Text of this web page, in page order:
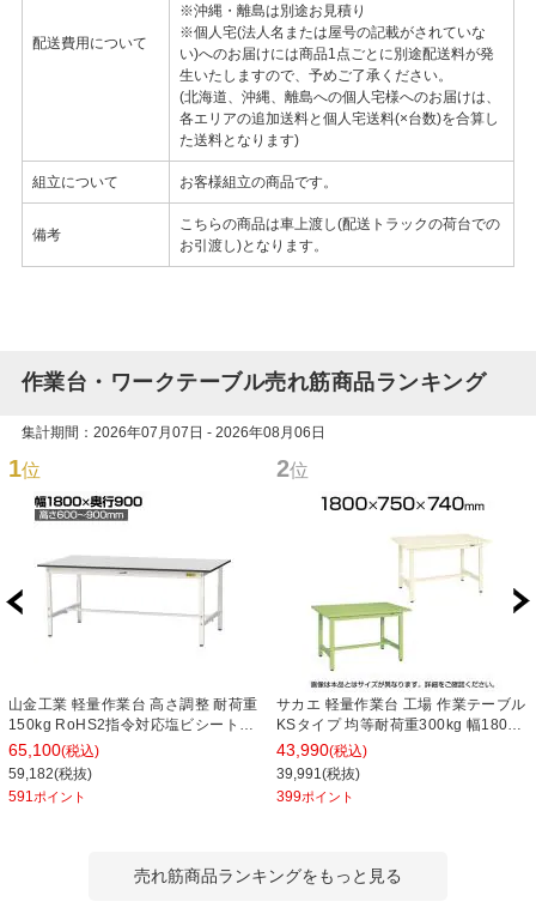
配送費用について
※沖縄・離島は別途お見積り
※個人宅(法人名または屋号の記載がされていな
い)へのお届けには商品1点ごとに別途配送料が発
生いたしますので、予めご了承ください。
(北海道、沖縄、離島への個人宅様へのお届けは、
各エリアの追加送料と個人宅送料(×台数)を合算し
た送料となります)
組立について お客様組立の商品です。
備考
こちらの商品は車上渡し(配送トラックの荷台での
お引渡し)となります。
作業台・ワークテーブル売れ筋商品ランキング
集計期間：2026年07月07日 - 2026年08月06日
1位
山金工業 軽量作業台 高さ調整 耐荷重
150kg RoHS2指令対応塩ビシート天
板 ワークテーブル 150シリーズ 幅
1800×奥行900×高さ600～900mm
SURA-1890-GYW
65,100(税込)
59,182(税抜)
591ポイント
2位
サカエ 軽量作業台 工場 作業テーブル
KSタイプ 均等耐荷重300kg 幅1800×
奥行750×高さ740mm KS-187S
43,990(税込)
39,991(税抜)
399ポイント
売れ筋商品ランキングをもっと見る